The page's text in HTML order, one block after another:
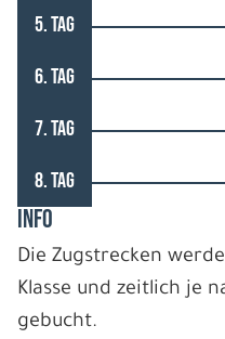
5. TAG
6. TAG
7. TAG
8. TAG
INFO
Die Zugstrecken
Klasse und zeitlich je
gebucht.